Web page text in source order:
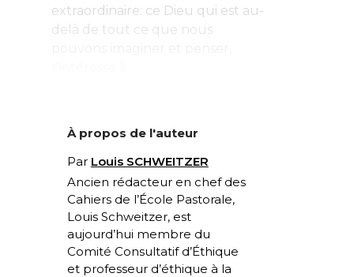
extraordinaire: ce Dieu qui est au-
delà de tout ce que nous
À propos de l'auteur
Par Louis SCHWEITZER
Ancien rédacteur en chef des
Cahiers de l’École Pastorale,
Louis Schweitzer, est
aujourd’hui membre du
Comité Consultatif d’Éthique
et professeur d’éthique à la